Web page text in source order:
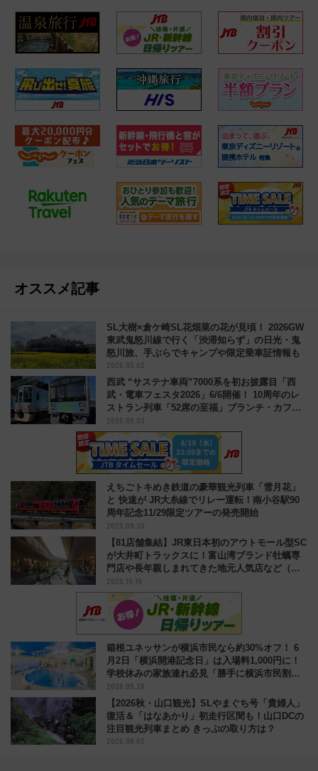
オススメ記事
SL大樹×倉ケ崎SL花畑菜の花が見頃！ 2026GW
東武鬼怒川線で行く「渋滞知らず」の日光・鬼
怒川旅、手ぶらでキャンプや限定乗車証情報も
2026.05.02
西武 “サステナ車両”7000系を初お披露目「西
武・電車フェスタ2026」6/6開催！ 10周年のレ
ストラン列車「52席の至福」ブランチ・カフェ
も登場
2026.05.03
えちごトキめき鉄道の豪華観光列車「雪月花」
と 快速が JR大糸線でリレー運転！南小谷駅90
周年記念11/29限定ツアーの発売開始
2025.09.30
【81店舗集結】JR東日本初のアウトモール型SC
が大井町トラックスに！富山湾ブランド牡蠣専
門店や長年親しまれてきた地元人気店など（東
京都品川区）
2025.10.19
箱根ユネッサンが横浜市民なら約30%オフ！ 6
月2日「横浜開港記念日」は入場料1,000円に！
学校休みの家族連れ必見「勝手に横浜市民割」
開催
2026.05.28
【2026秋・山口観光】SLやまぐち号「貴婦人」
復活＆「はなあかり」初走行区間も！山口DCの
注目観光列車まとめ きっぷの取り方は？
2026.08.02